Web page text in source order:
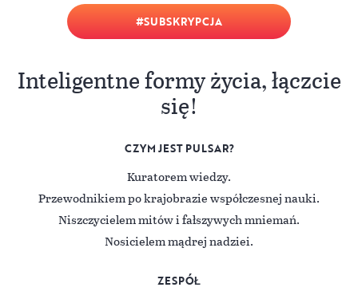
SUBSKRYPCJA
Inteligentne formy życia, łączcie
się!
CZYM JEST PULSAR?
Kuratorem wiedzy.
Przewodnikiem po krajobrazie współczesnej nauki.
Niszczycielem mitów i fałszywych mniemań.
Nosicielem mądrej nadziei.
ZESPÓŁ